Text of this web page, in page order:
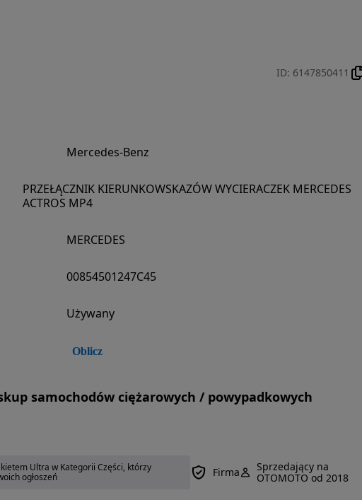
ID: 6147850411
Mercedes-Benz
PRZEŁĄCZNIK KIERUNKOWSKAZÓW WYCIERACZEK MERCEDES
ACTROS MP4
MERCEDES
00854501247C45
Używany
Oblicz
samochodów ciężarowych / powypadkowych
Ultra w Kategorii Części, którzy
ogłoszeń
Firma
Sprzedający na
OTOMOTO od 2018